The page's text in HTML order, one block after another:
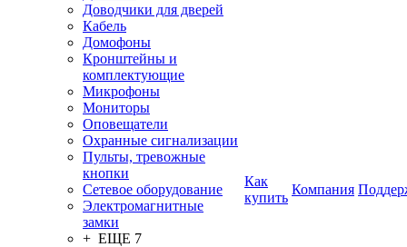
Доводчики для дверей
Кабель
Домофоны
Кронштейны и
комплектующие
Микрофоны
Мониторы
Оповещатели
Охранные сигнализации
Пульты, тревожные
кнопки
Сетевое оборудование
Электромагнитные
замки
+ ЕЩЕ 7
Как
купить
Компания